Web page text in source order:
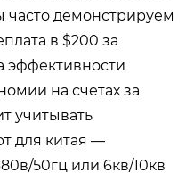
часто демонстрируем
в $200 за
эффективности
на счетах за
учитывать
для китая —
50гц или 6кв/10кв